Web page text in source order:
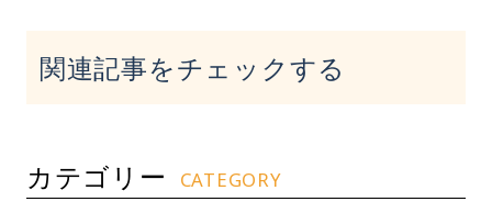
関連記事をチェックする
カテゴリー CATEGORY